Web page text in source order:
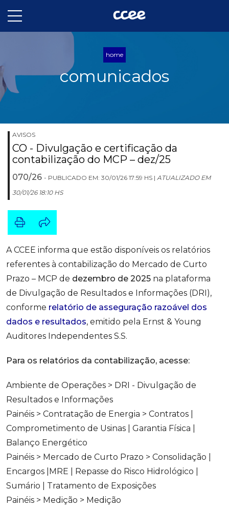
home
comunicados
AVISOS
CO - Divulgação e certificação da
contabilização do MCP – dez/25
070/26 - PUBLICADO EM: 30/01/26 17:59 HS | ATUALIZADO EM
30/01/26 18:10 HS
A CCEE informa que estão disponíveis os relatórios
referentes à contabilização do Mercado de Curto
Prazo – MCP de dezembro de 2025 na plataforma
de Divulgação de Resultados e Informações (DRI),
conforme relatório de asseguração razoável dos
dados e resultados, emitido pela Ernst & Young
Auditores Independentes S.S.
Para os relatórios da contabilização, acesse:
Ambiente de Operações > DRI - Divulgação de
Resultados e Informações
Painéis > Contratação de Energia > Contratos |
Comprometimento de Usinas | Garantia Física |
Balanço Energético
Painéis > Mercado de Curto Prazo > Consolidação |
Encargos |MRE | Repasse do Risco Hidrológico |
Sumário | Tratamento de Exposições
Painéis > Medição > Medição